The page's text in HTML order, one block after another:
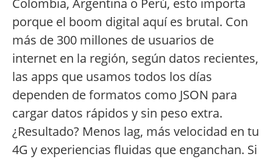
Colombia, Argentina o Perú, esto importa
porque el boom digital aquí es brutal. Con
más de 300 millones de usuarios de
internet en la región, según datos recientes,
las apps que usamos todos los días
dependen de formatos como JSON para
cargar datos rápidos y sin peso extra.
¿Resultado? Menos lag, más velocidad en tu
4G y experiencias fluidas que enganchan. Si